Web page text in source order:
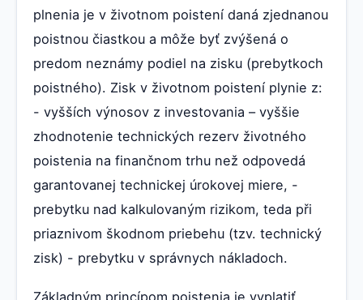
plnenia je v životnom poistení daná zjednanou
poistnou čiastkou a môže byť zvýšená o
predom neznámy podiel na zisku (prebytkoch
poistného). Zisk v životnom poistení plynie z:
- vyšších výnosov z investovania – vyššie
zhodnotenie technických rezerv životného
poistenia na finančnom trhu než odpovedá
garantovanej technickej úrokovej miere, -
prebytku nad kalkulovaným rizikom, teda při
priaznivom škodnom priebehu (tzv. technický
zisk) - prebytku v správnych nákladoch.